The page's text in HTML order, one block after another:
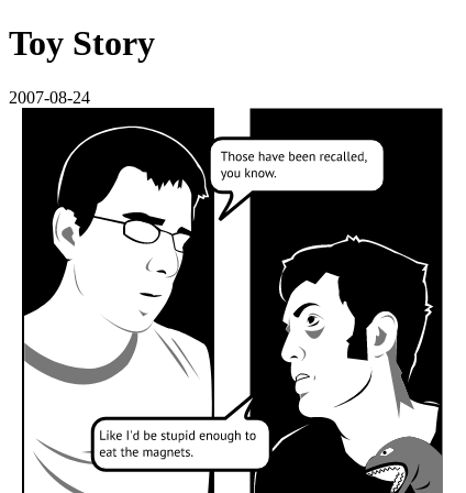
Toy Story
2007-08-24